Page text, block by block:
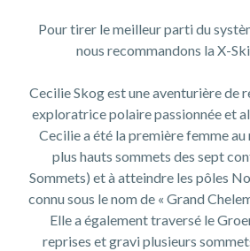
Pour tirer le meilleur parti du
nous recommandons la X-
Cecilie Skog est une aventurière de
exploratrice polaire passionnée et
Cecilie a été la première femme au
plus hauts sommets des sept
Sommets) et à atteindre les pôles
connu sous le nom de « Grand
Elle a également traversé le
reprises et gravi plusieurs